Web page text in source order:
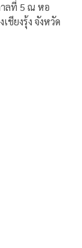
าลที่ 5 ณ หอ
ชียงรุ้ง จังหวัด